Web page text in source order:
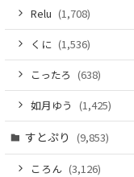
Relu (1,708)
くに (1,536)
こったろ (638)
如月ゆう (1,425)
すとぷり (9,853)
ころん (3,126)